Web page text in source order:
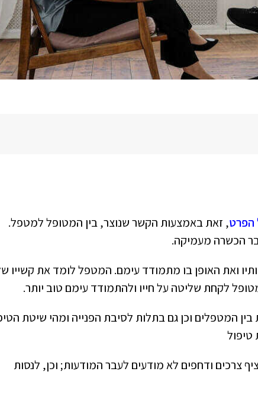
הפרט, זאת באמצעות הקשר שנוצר, בין המטופל למטפל.
הכשרה מעמיקה.
ואת האופן בו מתמודד עימם. המטפל לומד את קשייו
לקחת שליטה על חייו ולהתמודד עימם טוב יותר.
המטפלים וכן גם בתלות לסיבת הפנייה ומהי שיטת
טיפול
צרכים ודחפים לא מודעים לעבר המודעות; וכן, לנסות